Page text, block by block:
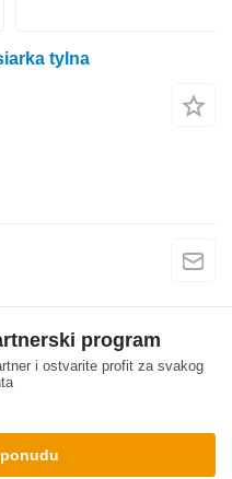
tylna
program
i ostvarite profit za svakog